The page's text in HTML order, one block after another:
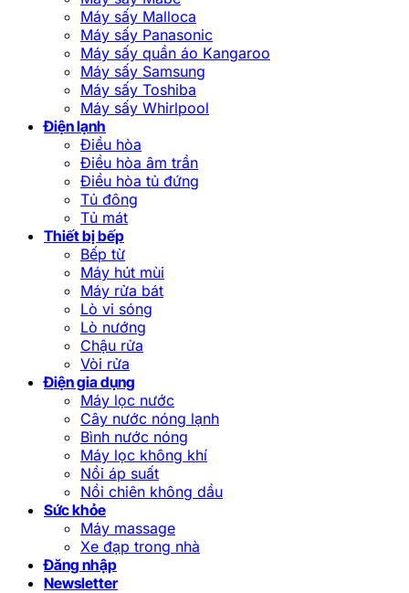
Máy sấy Malloca
Máy sấy Panasonic
Máy sấy quần áo Kangaroo
Máy sấy Samsung
Máy sấy Toshiba
Máy sấy Whirlpool
Điện lạnh
Điều hòa
Điều hòa âm trần
Điều hòa tủ đứng
Tủ đông
Tủ mát
Thiết bị bếp
Bếp từ
Máy hút mùi
Máy rửa bát
Lò vi sóng
Lò nướng
Chậu rửa
Vòi rửa
Điện gia dụng
Máy lọc nước
Cây nước nóng lạnh
Bình nước nóng
Máy lọc không khí
Nồi áp suất
Nồi chiên không dầu
Sức khỏe
Máy massage
Xe đạp trong nhà
Đăng nhập
Newsletter